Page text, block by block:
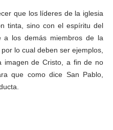
que los líderes de la iglesia
tinta, sino con el espíritu del
a los demás miembros de la
lo cual deben ser ejemplos,
imagen de Cristo, a fin de no
que como dice San Pablo,